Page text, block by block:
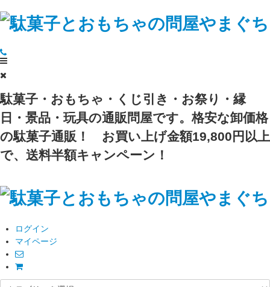
駄菓子・おもちゃ・くじ引き・お祭り・縁
日・景品・玩具の通販問屋です。格安な卸価格
の駄菓子通販！
お買い上げ金額19,800円以上
で、送料半額キャンペーン！
ログイン
マイページ